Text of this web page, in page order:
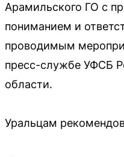
Арамильского ГО с
пониманием и
проводимым
пресс-службе УФСБ
области.
Уральцам